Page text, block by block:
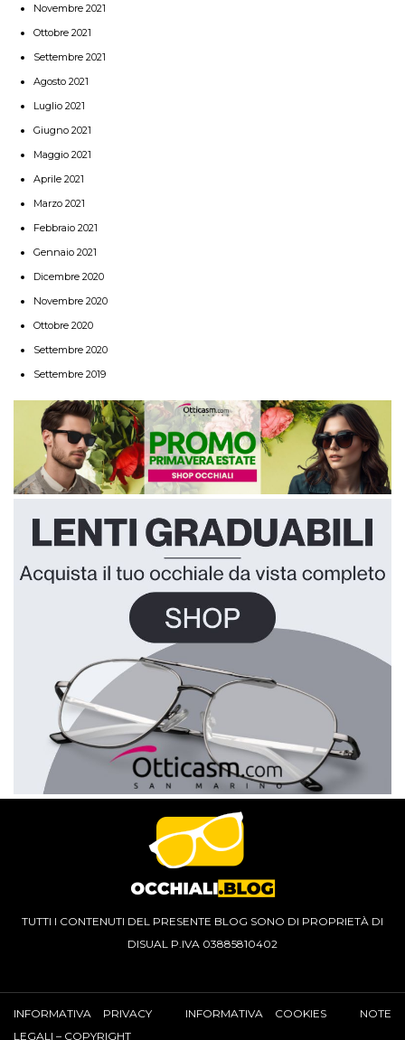
Novembre 2021
Ottobre 2021
Settembre 2021
Agosto 2021
Luglio 2021
Giugno 2021
Maggio 2021
Aprile 2021
Marzo 2021
Febbraio 2021
Gennaio 2021
Dicembre 2020
Novembre 2020
Ottobre 2020
Settembre 2020
Settembre 2019
TUTTI I CONTENUTI DEL PRESENTE BLOG SONO DI PROPRIETÀ DI
DISUAL P.IVA 03885810402
INFORMATIVA PRIVACY INFORMATIVA COOKIES
NOTE
LEGALI – COPYRIGHT